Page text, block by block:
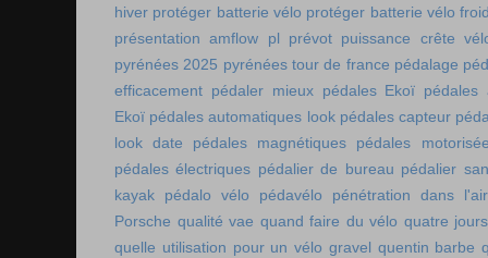
hiver protéger batterie vélo protéger batterie vélo
présentation amflow pl
prévot puissance crête
pyrénées 2025 pyrénées tour de france pédalage
efficacement pédaler mieux pédales Ekoï pédales
Ekoï pédales automatiques look pédales capteur
look date
pédales magnétiques
pédales
pédales électriques pédalier de bureau pédalier
kayak
pédalo vélo pédavélo
pénétration dans l'air
Porsche qualité vae quand faire du vélo quatre
quelle utilisation pour un vélo gravel quentin barbe